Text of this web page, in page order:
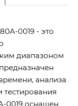
0019 - это
диапазоном
анализа
тестирования
0019 оснащен